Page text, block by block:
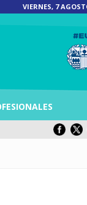
VIERNES, 7